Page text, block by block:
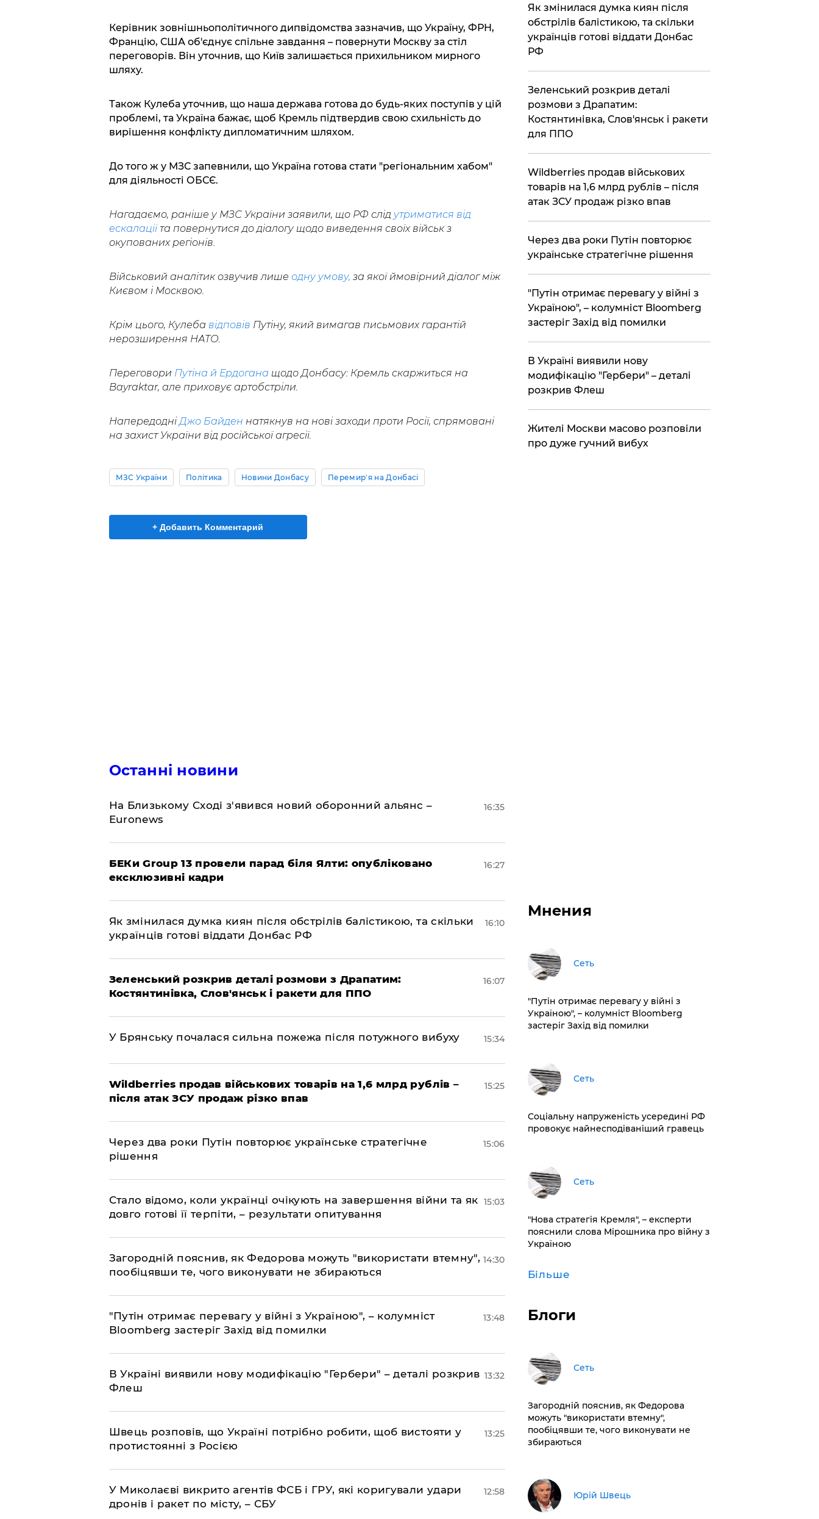
Керівник зовнішньополітичного дипвідомства зазначив, що Україну, ФРН,
Францію, США об'єднує спільне завдання – повернути Москву за стіл
переговорів. Він уточнив, що Київ залишається прихильником мирного
шляху.
Також Кулеба уточнив, що наша держава готова до будь-яких поступів у цій
проблемі, та Україна бажає, щоб Кремль підтвердив свою схильність до
вирішення конфлікту дипломатичним шляхом.
До того ж у МЗС запевнили, що Україна готова стати "регіональним хабом"
для діяльності ОБСЄ.
Нагадаємо, раніше у МЗС України заявили, що РФ слід утриматися від
ескалаціїта повернутися до діалогу щодо виведення своїх військ з
окупованих регіонів.
Військовий аналітик озвучив лише одну умову, за якої ймовірний діалог між
Києвом і Москвою.
Крім цього, Кулеба відповів Путіну, який вимагав письмових гарантій
нерозширення НАТО.
Переговори Путіна й Ердогана щодо Донбасу: Кремль скаржиться на
Bayraktar, але приховує артобстріли.
Напередодні Джо Байден натякнув на нові заходи проти Росії, спрямовані
на захист України від російської агресії.
МЗС України Політика Новини Донбасу Перемир'я на Донбасі
+ Добавить Комментарий
Останні новини
На Близькому Сході з'явився новий оборонний альянс –
Euronews
16:35
БЕКи Group 13 провели парад біля Ялти: опубліковано
ексклюзивні кадри
16:27
Як змінилася думка киян після обстрілів балістикою, та скільки
українців готові віддати Донбас РФ
16:10
Зеленський розкрив деталі розмови з Драпатим:
Костянтинівка, Слов'янськ і ракети для ППО
16:07
У Брянську почалася сильна пожежа після потужного вибуху 15:34
Wildberries продав військових товарів на 1,6 млрд рублів –
після атак ЗСУ продаж різко впав
15:25
Через два роки Путін повторює українське стратегічне
рішення
15:06
Стало відомо, коли українці очікують на завершення війни та як
довго готові її терпіти, – результати опитування
15:03
Загородній пояснив, як Федорова можуть "використати втемну",
пообіцявши те, чого виконувати не збираються
14:30
"Путін отримає перевагу у війні з Україною", – колумніст
Bloomberg застеріг Захід від помилки
13:48
В Україні виявили нову модифікацію "Гербери" – деталі розкрив
Флеш
13:32
Швець розповів, що Україні потрібно робити, щоб вистояти у
протистоянні з Росією
13:25
У Миколаєві викрито агентів ФСБ і ГРУ, які коригували удари
дронів і ракет по місту, – СБУ
12:58
Як змінилася думка киян після
обстрілів балістикою, та скільки
українців готові віддати Донбас
РФ
Зеленський розкрив деталі
розмови з Драпатим:
Костянтинівка, Слов'янськ і ракети
для ППО
Wildberries продав військових
товарів на 1,6 млрд рублів – після
атак ЗСУ продаж різко впав
Через два роки Путін повторює
українське стратегічне рішення
"Путін отримає перевагу у війні з
Україною", – колумніст Bloomberg
застеріг Захід від помилки
В Україні виявили нову
модифікацію "Гербери" – деталі
розкрив Флеш
Жителі Москви масово розповіли
про дуже гучний вибух
Мнения
Сеть
"Путін отримає перевагу у війні з
Україною", – колумніст Bloomberg
застеріг Захід від помилки
Сеть
Соціальну напруженість усередині РФ
провокує найнесподіваніший гравець
Сеть
"Нова стратегія Кремля", – експерти
пояснили слова Мірошника про війну з
Україною
Більше
Блоги
Сеть
Загородній пояснив, як Федорова
можуть "використати втемну",
пообіцявши те, чого виконувати не
збираються
Юрій Швець